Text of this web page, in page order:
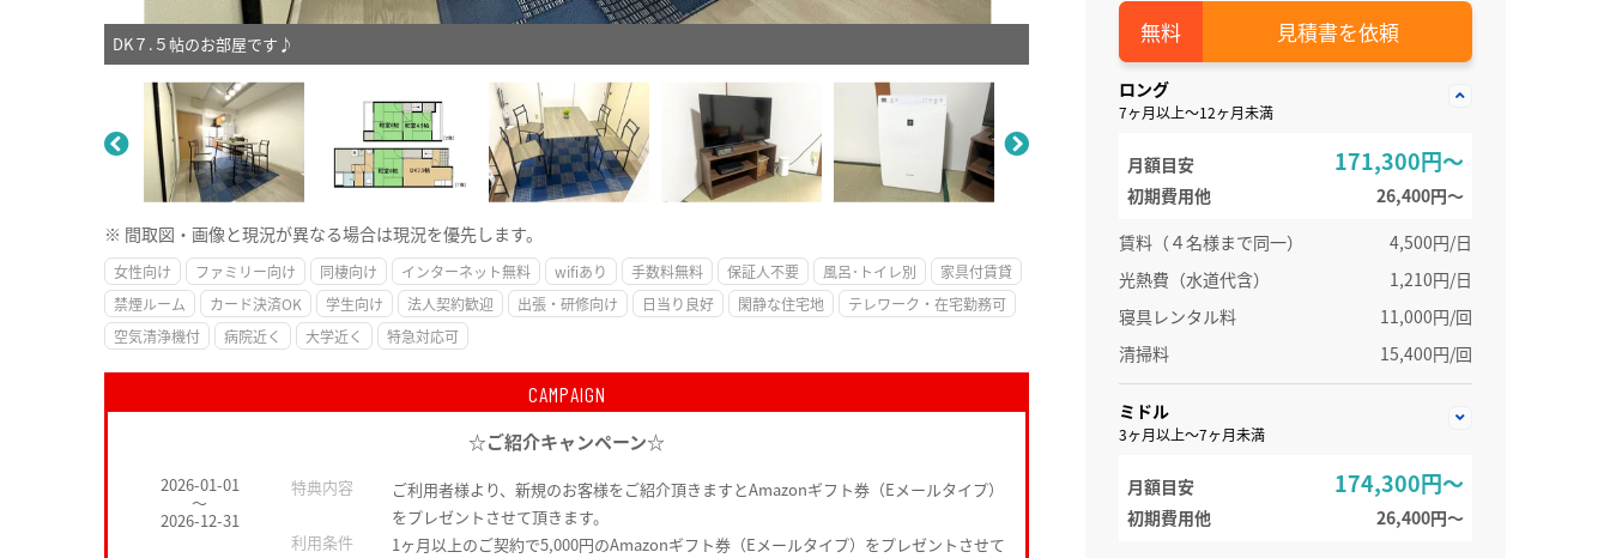
DK７.５帖のお部屋です♪
※ 間取図・画像と現況が異なる場合は現況を優先します。
女性向け ファミリー向け 同棲向け インターネット無料 wifiあり 手数料無料 保証人不要 風呂･トイレ別
家具付賃貸
禁煙ルーム
カード決済OK 学生向け 法人契約歓迎 出張・研修向け 日当り良好 閑静な住宅地
テレワーク・在宅勤務可
空気清浄機付
病院近く 大学近く 特急対応可
CAMPAIGN
☆ご紹介キャンペーン☆
2026-01-01
～
2026-12-31
特典内容
ご利用者様より、新規のお客様をご紹介頂きますとAmazonギフト券（Eメールタイプ）
をプレゼントさせて頂きます。
利用条件
1ヶ月以上のご契約で5,000円のAmazonギフト券（Eメールタイプ）をプレゼントさせて
見積書を依頼
ロング
7ヶ月以上～12ヶ月未満
月額目安 171,300円～
初期費用他
26,400円〜
賃料（４名様まで同一）
4,500円/日
光熱費（水道代含）
1,210円/日
寝具レンタル料
11,000円/回
清掃料
15,400円/回
ミドル
3ヶ月以上～7ヶ月未満
月額目安 174,300円～
初期費用他 26,400円〜